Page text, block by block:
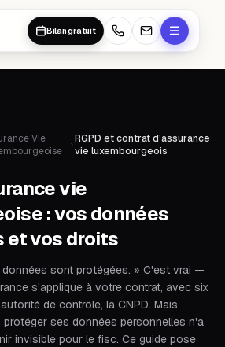
Bilan gratuit
Vie
RGPD et contrat d'assurance
vie luxembourgeois
vie
: vos données
et vos droits
données sont protégées. » C'est vrai —
s'applique à votre contrat, avec six
de contrôle, la CNPD. Mais
protéger ses données personnelles n'a
invisible pour le fisc. Ce guide pose